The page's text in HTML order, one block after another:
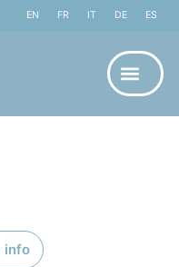
EN FR IT DE ES
info